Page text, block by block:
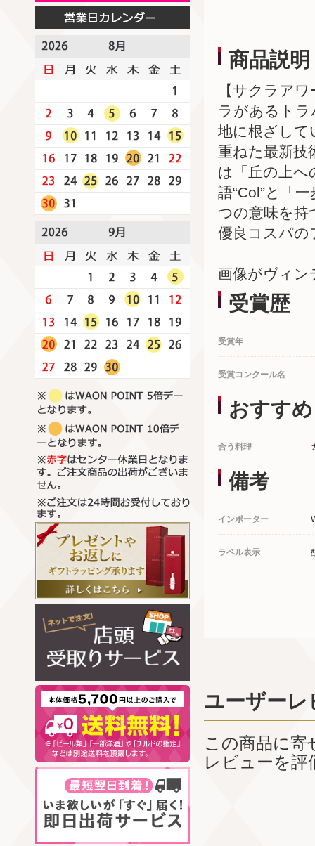
商品説明
【サクラア
ラがあるト
地に根ざして
重ねた最新技
は「丘の上へ
語“Col”と「
つの意味を持
優良コスパの
画像がヴィン
受賞歴
受賞年
受賞コンクール名
おすすめ
合う料理
備考
インポーター
ラベル表示
ユーザーレ
この商品に
レビューを評